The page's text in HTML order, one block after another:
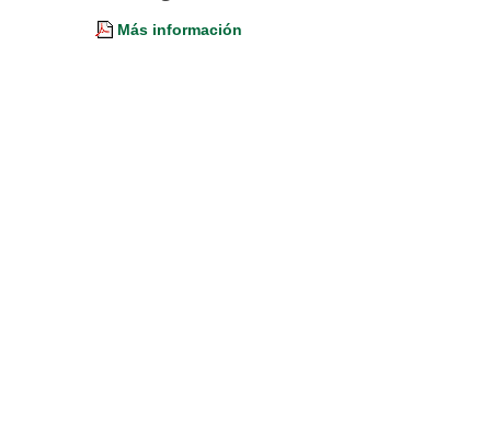
Más información